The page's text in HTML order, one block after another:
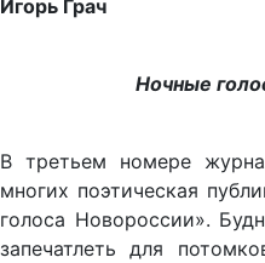
Игорь Грач
Ночные
В третьем номере
многих поэтическая
голоса Новороссии».
запечатлеть для